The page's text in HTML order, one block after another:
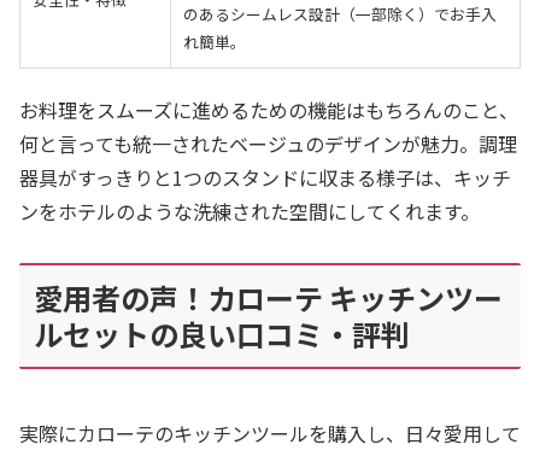
のあるシームレス設計（一部除く）でお手入
れ簡単。
お料理をスムーズに進めるための機能はもちろんのこと、
何と言っても統一されたベージュのデザインが魅力。調理
器具がすっきりと1つのスタンドに収まる様子は、キッチ
ンをホテルのような洗練された空間にしてくれます。
愛用者の声！カローテ キッチンツー
ルセットの良い口コミ・評判
実際にカローテのキッチンツールを購入し、日々愛用して